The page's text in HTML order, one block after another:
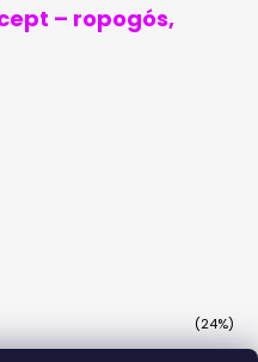
– ropogós,
(24%)